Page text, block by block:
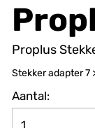
Proplus
Stekker adapter 7
Aantal: